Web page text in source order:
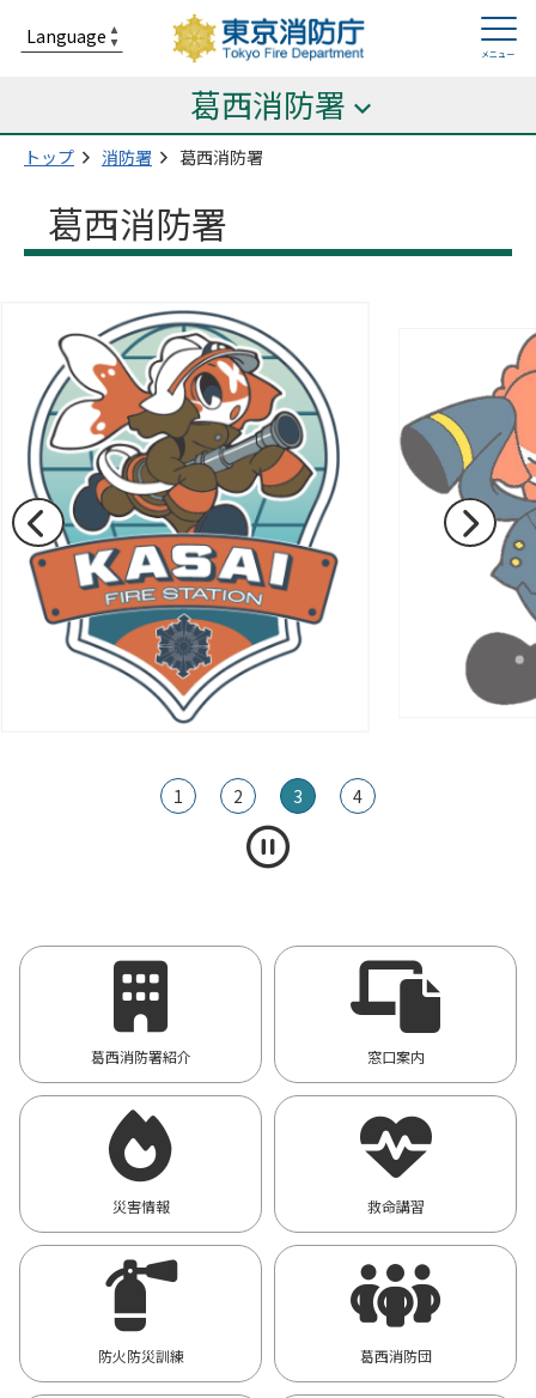
葛西消防署
トップ 消防署 葛西消防署
葛西消防署
1 2 3 4
葛西消防署紹介 窓口案内
災害情報 救命講習
防火防災訓練 葛西消防団